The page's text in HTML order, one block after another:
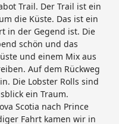
Trail. Der Trail ist ein
die Küste. Das ist ein
in der Gegend ist. Die
schön und das
und einem Mix aus
Auf dem Rückweg
Die Lobster Rolls sind
ein Traum.
Scotia nach Prince
Fahrt kamen wir in